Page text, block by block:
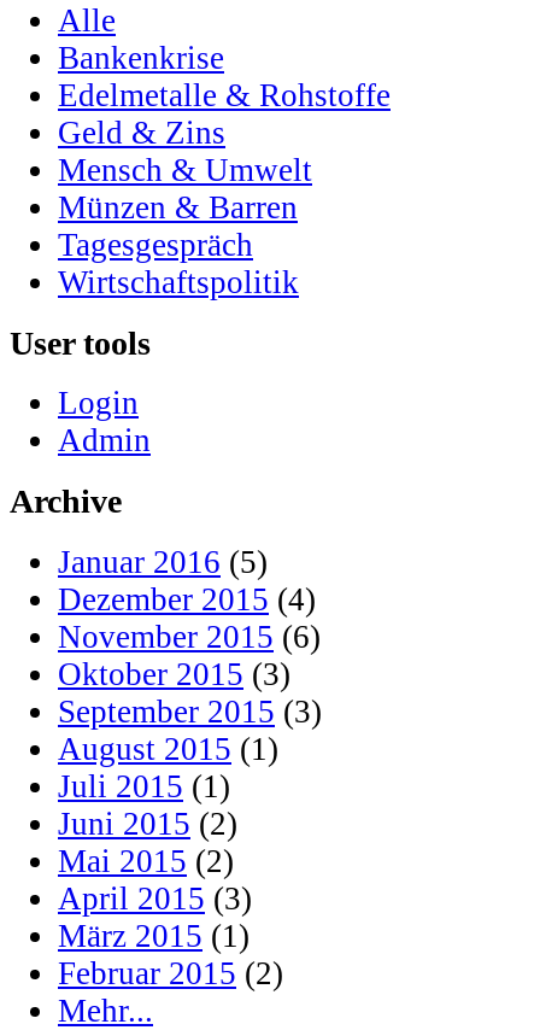
Alle
Bankenkrise
Edelmetalle & Rohstoffe
Geld & Zins
Mensch & Umwelt
Münzen & Barren
Tagesgespräch
Wirtschaftspolitik
User tools
Login
Admin
Archive
Januar 2016 (5)
Dezember 2015 (4)
November 2015 (6)
Oktober 2015 (3)
September 2015 (3)
August 2015 (1)
Juli 2015 (1)
Juni 2015 (2)
Mai 2015 (2)
April 2015 (3)
März 2015 (1)
Februar 2015 (2)
Mehr...